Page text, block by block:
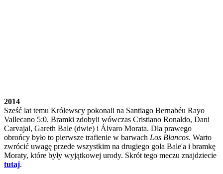
2014
Sześć lat temu Królewscy pokonali na Santiago Bernabéu Rayo
Vallecano 5:0. Bramki zdobyli wówczas Cristiano Ronaldo, Dani
Carvajal, Gareth Bale (dwie) i Álvaro Morata. Dla prawego
obrońcy było to pierwsze trafienie w barwach Los Blancos. Warto
zwrócić uwagę przede wszystkim na drugiego gola Bale'a i bramkę
Moraty, które były wyjątkowej urody. Skrót tego meczu znajdziecie
tutaj.